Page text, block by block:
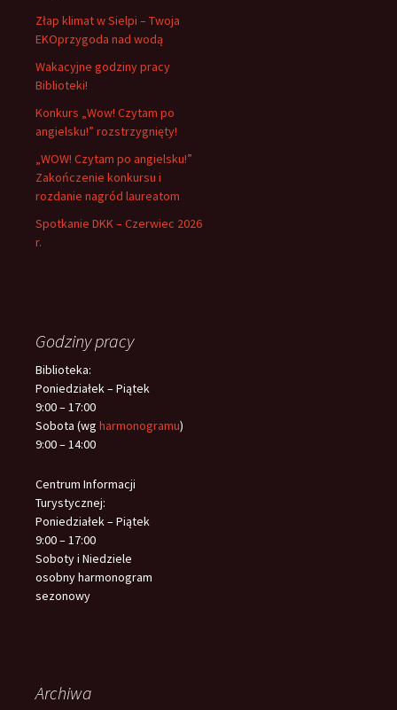
Złap klimat w Sielpi – Twoja
EKOprzygoda nad wodą
Wakacyjne godziny pracy
Biblioteki!
Konkurs „Wow! Czytam po
angielsku!” rozstrzygnięty!
„WOW! Czytam po angielsku!”
Zakończenie konkursu i
rozdanie nagród laureatom
Spotkanie DKK – Czerwiec 2026
r.
Godziny pracy
Biblioteka:
Poniedziałek – Piątek
9:00 – 17:00
Sobota (wg harmonogramu)
9:00 – 14:00
Centrum Informacji
Turystycznej:
Poniedziałek – Piątek
9:00 – 17:00
Soboty i Niedziele
osobny harmonogram
sezonowy
Archiwa